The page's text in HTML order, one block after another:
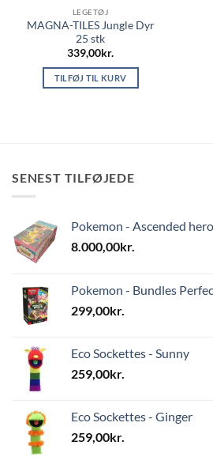
LEGETØJ
MAGNA-TILES Jungle Dyr
25 stk
339,00kr.
TILFØJ TIL KURV
SENEST TILFØJEDE
Pokemon - Ascended
8.000,00kr.
Pokemon - Bundles
299,00kr.
Eco Sockettes - Sunny
259,00kr.
Eco Sockettes - Ginger
259,00kr.